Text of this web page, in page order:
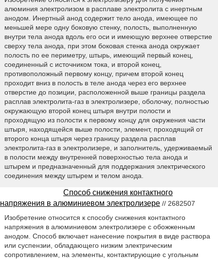
алюминия электролизом в расплаве электролита с инертным
анодом. Инертный анод содержит тело анода, имеющее по
меньшей мере одну боковую стенку, полость, выполненную
внутри тела анода вдоль его оси и имеющую верхнее отверстие
сверху тела анода, при этом боковая стенка анода окружает
полость по ее периметру, штырь, имеющий первый конец,
соединенный с источником тока, и второй конец,
противоположный первому концу, причем второй конец
проходит вниз в полость в теле анода через его верхнее
отверстие до позиции, расположенной выше границы раздела
расплав электролита-газ в электролизере, оболочку, полностью
окружающую второй конец штыря внутри полости и
проходящую из полости к первому концу для окружения части
штыря, находящейся выше полости, элемент, проходящий от
второго конца штыря через границу раздела расплав
электролита-газ в электролизере, и заполнитель, удерживаемый
в полости между внутренней поверхностью тела анода и
штырем и предназначенный для поддержания электрического
соединения между штырем и телом анода.
Способ снижения контактного
напряжения в алюминиевом электролизере // 2682507
Изобретение относится к способу снижения контактного
напряжения в алюминиевом электролизере с обожженным
анодом. Способ включает нанесение покрытия в виде раствора
или суспензии, обладающего низким электрическим
сопротивлением, на элементы, контактирующие с угольным